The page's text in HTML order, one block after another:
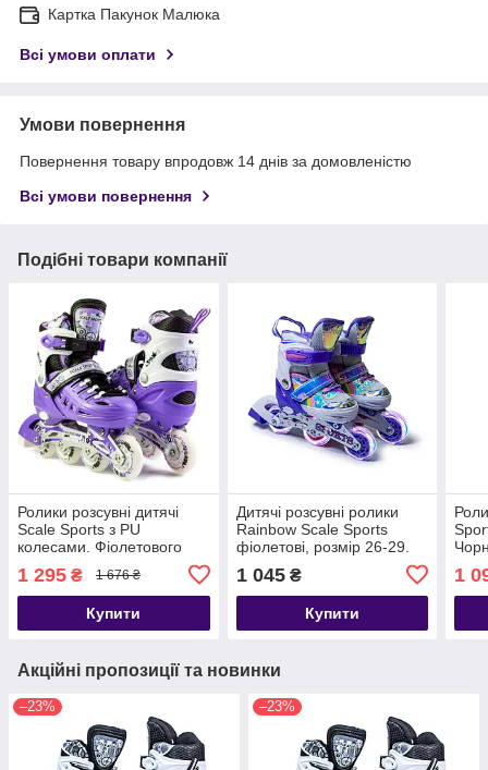
Картка Пакунок Малюка
Всі умови оплати
Умови повернення
Повернення товару впродовж 14 днів за домовленістю
Всі умови повернення
Подібні товари компанії
Ролики розсувні дитячі
Scale Sports з PU
колесами. Фіолетового
1 295 ₴ 1 676 ₴
Купити
Дитячі розсувні ролики
Rainbow Scale Sports
фіолетові, розмір 26-29.
1 045₴
Купити
1
Акційні пропозиції та новинки
–23% –23%